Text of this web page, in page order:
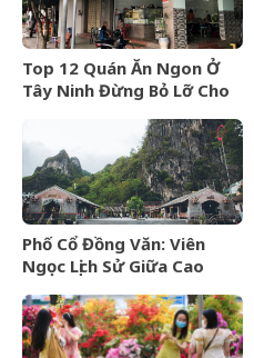
Top 12 Quán Ăn Ngon Ở
Tây Ninh Đừng Bỏ Lỡ Cho
Phố Cổ Đồng Văn: Viên
Ngọc Lịch Sử Giữa Cao